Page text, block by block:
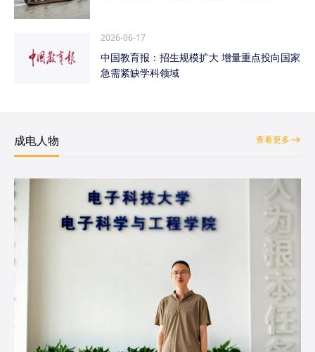
2026-06-17
中国教育报：招生规模扩大 增量重点投向国家
急需紧缺学科领域
成电人物 查看更多